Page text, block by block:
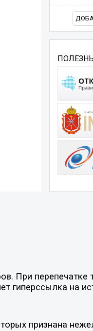
При перепечатке
гиперссылка на
признана